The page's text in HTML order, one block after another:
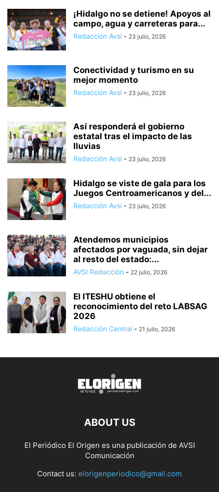
¡Hidalgo no se detiene! Apoyos al
campo, agua y carreteras para...
Redacción Avsi - 23 julio, 2026
Conectividad y turismo en su
mejor momento
Redacción Avsi - 23 julio, 2026
Así responderá el gobierno
estatal tras el impacto de las
lluvias
Redacción Avsi - 23 julio, 2026
Hidalgo se viste de gala para los
Juegos Centroamericanos y del...
Redacción Avsi - 23 julio, 2026
Atendemos municipios
afectados por vaguada, sin dejar
al resto del estado:...
AVSI Redacción - 22 julio, 2026
El ITESHU obtiene el
reconocimiento del reto LABSAG
2026
Redacción Central - 21 julio, 2026
ABOUT US
El Periódico El Origen es una publicación de AVSI
Comunicación
Contact us: elorigenperiodico@gmail.com